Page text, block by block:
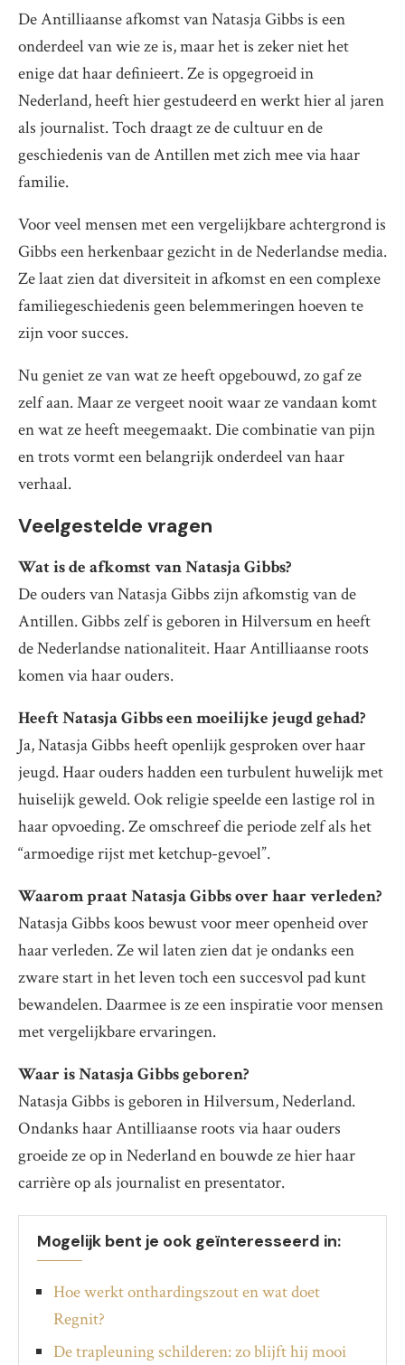
De Antilliaanse afkomst van Natasja Gibbs is een
onderdeel van wie ze is, maar het is zeker niet het
enige dat haar definieert. Ze is opgegroeid in
Nederland, heeft hier gestudeerd en werkt hier al jaren
als journalist. Toch draagt ze de cultuur en de
geschiedenis van de Antillen met zich mee via haar
familie.
Voor veel mensen met een vergelijkbare achtergrond is
Gibbs een herkenbaar gezicht in de Nederlandse media.
Ze laat zien dat diversiteit in afkomst en een complexe
familiegeschiedenis geen belemmeringen hoeven te
zijn voor succes.
Nu geniet ze van wat ze heeft opgebouwd, zo gaf ze
zelf aan. Maar ze vergeet nooit waar ze vandaan komt
en wat ze heeft meegemaakt. Die combinatie van pijn
en trots vormt een belangrijk onderdeel van haar
verhaal.
Veelgestelde vragen
Wat is de afkomst van Natasja Gibbs?
De ouders van Natasja Gibbs zijn afkomstig van de
Antillen. Gibbs zelf is geboren in Hilversum en heeft
de Nederlandse nationaliteit. Haar Antilliaanse roots
komen via haar ouders.
Heeft Natasja Gibbs een moeilijke jeugd gehad?
Ja, Natasja Gibbs heeft openlijk gesproken over haar
jeugd. Haar ouders hadden een turbulent huwelijk met
huiselijk geweld. Ook religie speelde een lastige rol in
haar opvoeding. Ze omschreef die periode zelf als het
“armoedige rijst met ketchup-gevoel”.
Waarom praat Natasja Gibbs over haar verleden?
Natasja Gibbs koos bewust voor meer openheid over
haar verleden. Ze wil laten zien dat je ondanks een
zware start in het leven toch een succesvol pad kunt
bewandelen. Daarmee is ze een inspiratie voor mensen
met vergelijkbare ervaringen.
Waar is Natasja Gibbs geboren?
Natasja Gibbs is geboren in Hilversum, Nederland.
Ondanks haar Antilliaanse roots via haar ouders
groeide ze op in Nederland en bouwde ze hier haar
carrière op als journalist en presentator.
Mogelijk bent je ook geïnteresseerd in:
Hoe werkt onthardingszout en wat doet
Regnit?
De trapleuning schilderen: zo blijft hij mooi